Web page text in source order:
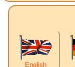
English